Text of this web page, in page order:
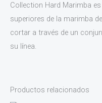
Collection Hard Marimba
superiores de la marimba
cortar a través de un
su línea.
Productos relacionados